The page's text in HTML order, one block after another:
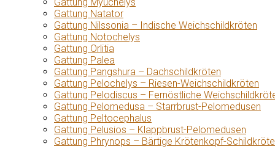
Gattung Natator
Gattung Nilssonia – Indische Weichschildkröten
Gattung Notochelys
Gattung Orlitia
Gattung Palea
Gattung Pangshura – Dachschildkröten
Gattung Pelochelys – Riesen-Weichschildkröten
Gattung Pelodiscus – Fernöstliche
Gattung Pelomedusa – Starrbrust-Pelomedusen
Gattung Peltocephalus
Gattung Pelusios – Klappbrust-Pelomedusen
Gattung Phrynops – Bärtige Krötenkopf-